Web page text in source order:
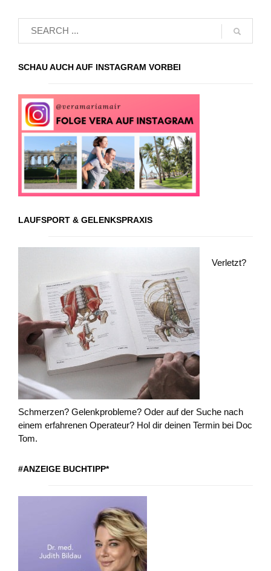
SCHAU AUCH AUF INSTAGRAM VORBEI
LAUFSPORT & GELENKSPRAXIS
Verletzt?
Schmerzen? Gelenkprobleme? Oder auf der Suche nach
einem erfahrenen Operateur? Hol dir deinen Termin bei Doc
Tom.
#ANZEIGE BUCHTIPP*